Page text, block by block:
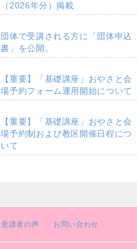
（2026年分）掲載
団体で受講される方に「団体申込
書」を公開。
【重要】「基礎講座」おやさと会
場予約フォーム運用開始について
【重要】「基礎講座」おやさと会
場予約制および教区開催日程につ
いて
受講者の声 お問い合わせ